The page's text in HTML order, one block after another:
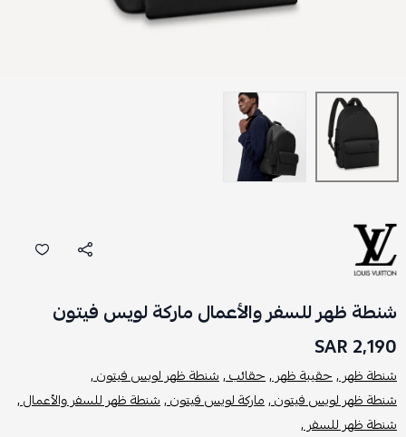
شنطة ظهر للسفر والأعمال ماركة لويس فيتون
2,190 SAR
شنطة ظهر ,حقيبة ظهر ,حقائب ,شنطة ظهر لويس فيتون ,
شنطة ظهر لويس فيتون ,ماركة لويس فيتون ,شنطة ظهر للسفر والأعمال ,
شنطة ظهر للسفر ,